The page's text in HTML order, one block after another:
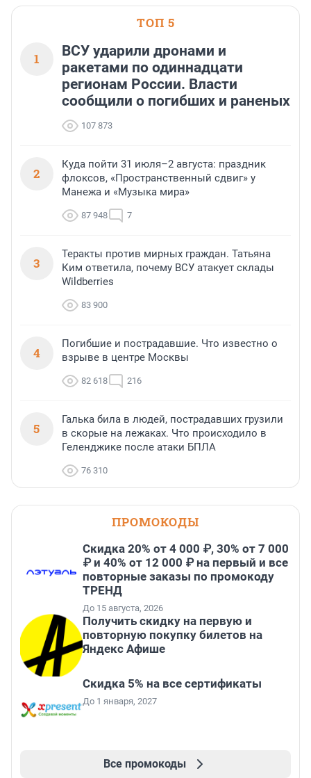
ТОП 5
1
ВСУ ударили дронами и
ракетами по одиннадцати
регионам России. Власти
сообщили о погибших и раненых
107 873
2
Куда пойти 31 июля–2 августа: праздник
флоксов, «Пространственный сдвиг» у
Манежа и «Музыка мира»
87 948 7
3
Теракты против мирных граждан. Татьяна
Ким ответила, почему ВСУ атакует склады
Wildberries
83 900
4
Погибшие и пострадавшие. Что известно о
взрыве в центре Москвы
82 618 216
5
Галька била в людей, пострадавших грузили
в скорые на лежаках. Что происходило в
Геленджике после атаки БПЛА
76 310
ПРОМОКОДЫ
Скидка 20% от 4 000 ₽, 30% от 7 000
₽ и 40% от 12 000 ₽ на первый и все
повторные заказы по промокоду
ТРЕНД
До 15 августа, 2026
Получить скидку на первую и
повторную покупку билетов на
Яндекс Афише
Скидка 5% на все сертификаты
До 1 января, 2027
Все промокоды